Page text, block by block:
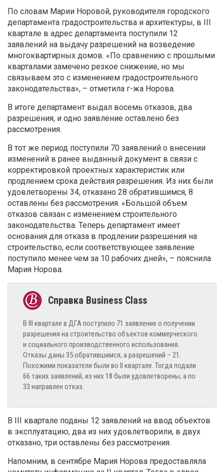
По словам Марии Норовой, руководителя городского
департамента градостроительства и архитектуры, в III
квартале в адрес департамента поступили 12
заявлений на выдачу разрешений на возведение
многоквартирных домов. «По сравнению с прошлыми
кварталами замечено резкое снижение, но мы
связываем это с изменением градостроительного
законодательства», – отметила г-жа Норова.
В итоге департамент выдал восемь отказов, два
разрешения, и одно заявление оставлено без
рассмотрения.
В тот же период поступили 70 заявлений о внесении
изменений в ранее выданный документ в связи с
корректировкой проектных характеристик или
продлением срока действия разрешения. Из них были
удовлетворены 34, отказано 28 обратившимся, 8
оставлены без рассмотрения. «Большой объем
отказов связан с изменением строительного
законодательства. Теперь департамент имеет
основания для отказа в продлении разрешения на
строительство, если соответствующее заявление
поступило менее чем за 10 рабочих дней», – пояснила
Мария Норова.
В III квартале в ДГА поступило 71 заявление о получении
разрешения на строительство объектов коммерческого
и социального производственного использования.
Отказы даны 35 обратившимся, а разрешений – 21.
Похожими показатели были во II квартале. Тогда подали
66 таких заявлений, из них 18 были удовлетворены, а по
33 направлен отказ.
В III квартале поданы 12 заявлений на ввод объектов
в эксплуатацию, два из них удовлетворили, в двух
отказано, три оставлены без рассмотрения.
Напомним, в сентябре Мария Норова предоставляла